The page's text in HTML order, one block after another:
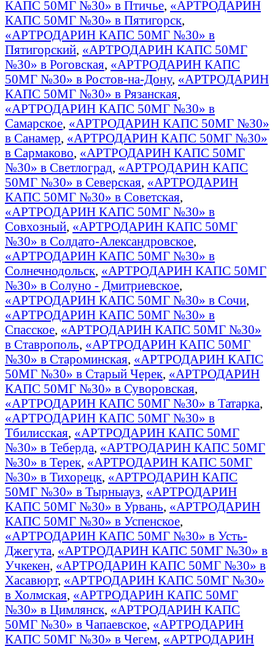
КАПС 50МГ №30» в Птичье, «АРТРОДАРИН
КАПС 50МГ №30» в Пятигорск,
«АРТРОДАРИН КАПС 50МГ №30» в
Пятигорский, «АРТРОДАРИН КАПС 50МГ
№30» в Роговская, «АРТРОДАРИН КАПС
50МГ №30» в Ростов-на-Дону, «АРТРОДАРИН
КАПС 50МГ №30» в Рязанская,
«АРТРОДАРИН КАПС 50МГ №30» в
Самарское, «АРТРОДАРИН КАПС 50МГ №30»
в Санамер, «АРТРОДАРИН КАПС 50МГ №30»
в Сармаково, «АРТРОДАРИН КАПС 50МГ
№30» в Светлоград, «АРТРОДАРИН КАПС
50МГ №30» в Северская, «АРТРОДАРИН
КАПС 50МГ №30» в Советская,
«АРТРОДАРИН КАПС 50МГ №30» в
Совхозный, «АРТРОДАРИН КАПС 50МГ
№30» в Солдато-Александровское,
«АРТРОДАРИН КАПС 50МГ №30» в
Солнечнодольск, «АРТРОДАРИН КАПС 50МГ
№30» в Солуно - Дмитриевское,
«АРТРОДАРИН КАПС 50МГ №30» в Сочи,
«АРТРОДАРИН КАПС 50МГ №30» в
Спасское, «АРТРОДАРИН КАПС 50МГ №30»
в Ставрополь, «АРТРОДАРИН КАПС 50МГ
№30» в Староминская, «АРТРОДАРИН КАПС
50МГ №30» в Старый Черек, «АРТРОДАРИН
КАПС 50МГ №30» в Суворовская,
«АРТРОДАРИН КАПС 50МГ №30» в Татарка,
«АРТРОДАРИН КАПС 50МГ №30» в
Тбилисская, «АРТРОДАРИН КАПС 50МГ
№30» в Теберда, «АРТРОДАРИН КАПС 50МГ
№30» в Терек, «АРТРОДАРИН КАПС 50МГ
№30» в Тихорецк, «АРТРОДАРИН КАПС
50МГ №30» в Тырныауз, «АРТРОДАРИН
КАПС 50МГ №30» в Урвань, «АРТРОДАРИН
КАПС 50МГ №30» в Успенское,
«АРТРОДАРИН КАПС 50МГ №30» в Усть-
Джегута, «АРТРОДАРИН КАПС 50МГ №30» в
Учкекен, «АРТРОДАРИН КАПС 50МГ №30» в
Хасавюрт, «АРТРОДАРИН КАПС 50МГ №30»
в Холмская, «АРТРОДАРИН КАПС 50МГ
№30» в Цимлянск, «АРТРОДАРИН КАПС
50МГ №30» в Чапаевское, «АРТРОДАРИН
КАПС 50МГ №30» в Чегем, «АРТРОДАРИН